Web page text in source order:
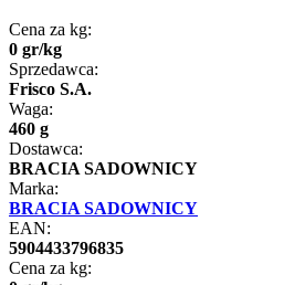
Cena za kg:
0 gr/kg
Sprzedawca:
Frisco S.A.
Waga:
460 g
Dostawca:
BRACIA SADOWNICY
Marka:
BRACIA SADOWNICY
EAN:
5904433796835
Cena za kg: